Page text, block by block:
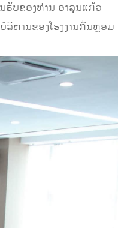
ຮັບຂອງທ່ານ ອາລຸນແກ້ວ
ຫານຂອງໂຮງງານກັ່ນຫຼອມ